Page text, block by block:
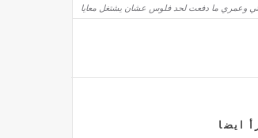
وعمري ما دفعت لحد فلوس عشان يشتغل معايا
ايضا